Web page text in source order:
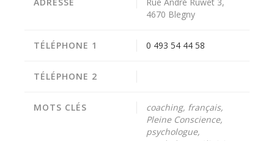
ADRESSE
Rue André Ruwet 3,
4670 Blegny
TÉLÉPHONE 1 0 493 54 44 58
TÉLÉPHONE 2
MOTS CLÉS
coaching, français,
Pleine Conscience,
psychologue,